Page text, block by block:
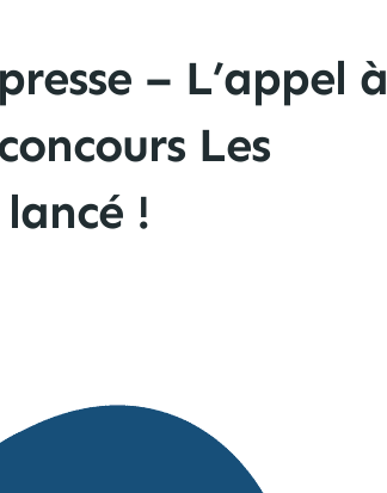
– L’appel à
Les
!